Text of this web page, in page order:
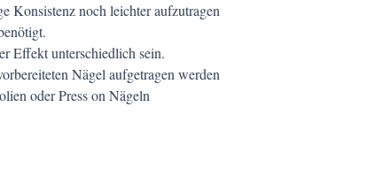
Konsistenz noch leichter aufzutragen
Effekt unterschiedlich sein.
Nägel aufgetragen werden
oder Press on Nägeln